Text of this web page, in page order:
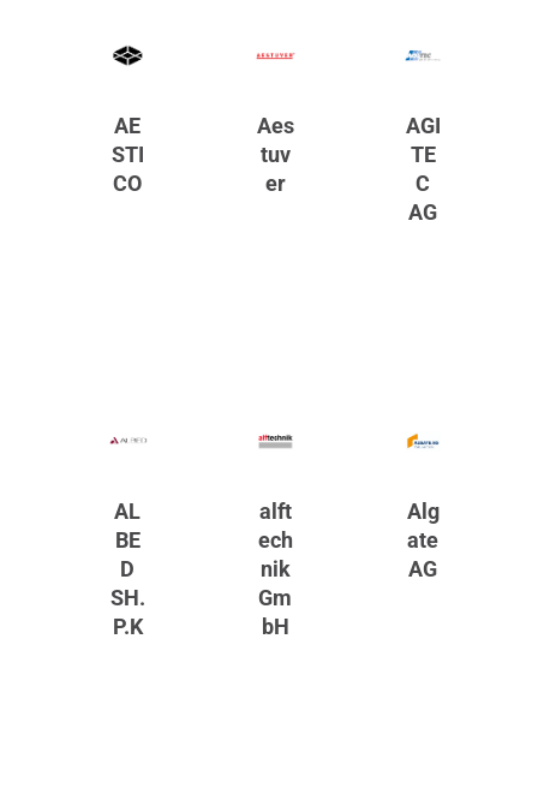
AE
STI
CO
Aes
tuv
er
AGI
TE
C
AG
AL
BE
D
SH.
P.K
alft
ech
nik
Gm
bH
Alg
ate
AG